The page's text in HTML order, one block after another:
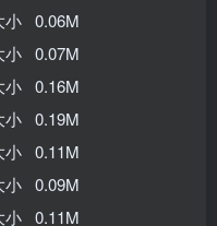
小 0.06M
小 0.07M
小 0.16M
小 0.19M
小 0.11M
小 0.09M
小 0.11M